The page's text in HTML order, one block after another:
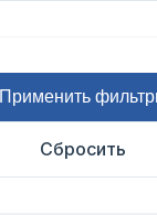
Применить
Сбросить